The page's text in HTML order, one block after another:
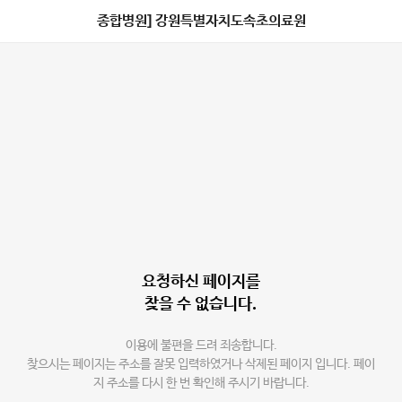
종합병원] 강원특별자치도속초의료원
요청하신 페이지를
찾을 수 없습니다.
이용에 불편을 드려 죄송합니다.
찾으시는 페이지는 주소를 잘못 입력하였거나 삭제된 페이지 입니다. 페이
지 주소를 다시 한 번 확인해 주시기 바랍니다.